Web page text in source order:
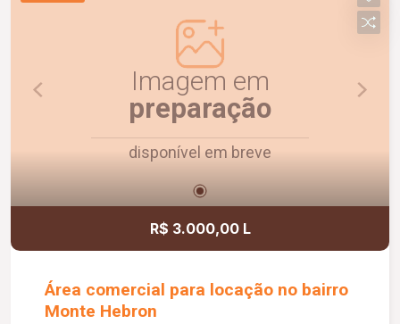
Imagem em
preparação
disponível em breve
R$ 3.000,00 L
Área comercial para locação no bairro
Monte Hebron